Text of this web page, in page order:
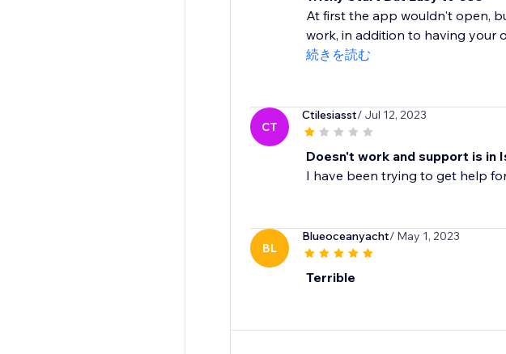
At first the app wouldn't open,
work, in addition to having your
続きを読む
CT
Ctilesiasst/ Jul 12, 2023
Doesn't work and support is in
I have been trying to get help
BL
Blueoceanyacht/ May 1, 2023
Terrible